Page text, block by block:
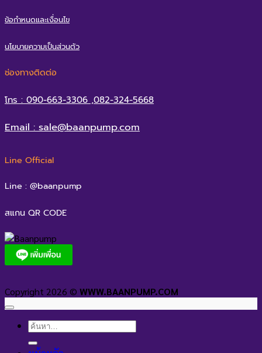
ข้อกำหนดและเงื่อนไข
นโยบายความเป็นส่วนตัว
ช่องทางติดต่อ
โทร : 090-663-3306 ,082-324-5668
Email : sale@baanpump.com
Line Official
Line : @baanpump
สแกน QR CODE
Copyright 2026 © WWW.BAANPUMP.COM
ค้นหา: